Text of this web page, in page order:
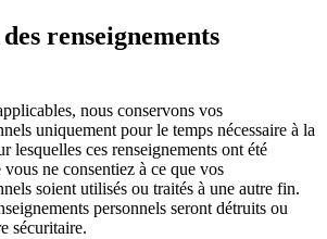
renseignements
nous conservons vos
uniquement pour le temps nécessaire à la
lesquelles ces renseignements ont été
ne consentiez à ce que vos
soient utilisés ou traités à une autre fin.
personnels seront détruits ou
sécuritaire.